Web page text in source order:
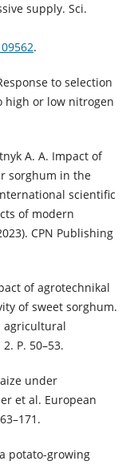
supply. Sci.
.
to selection
high or low nitrogen
A. А. Impact of
sorghum in the
scientific
of modern
CPN Publishing
of agrotechnikal
of sweet sorghum.
agricultural
Р. 50–53.
under
et al. European
potato-growing